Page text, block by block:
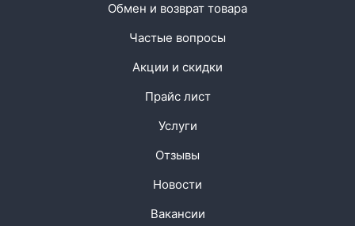
Обмен и возврат товара
Частые вопросы
Акции и скидки
Прайс лист
Услуги
Отзывы
Новости
Вакансии